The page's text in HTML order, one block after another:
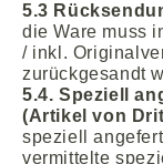
5.3
die Ware muss
/ inkl.
zurückgesandt
5.4. Speziell
(Artikel von
speziell
vermittelte